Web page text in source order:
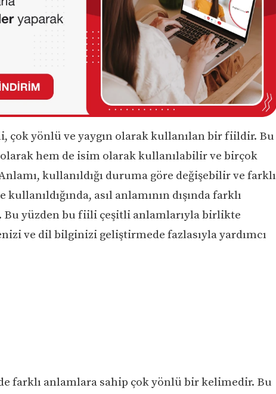
çok yönlü ve yaygın olarak kullanılan bir fiildir. Bu
hem de isim olarak kullanılabilir ve birçok
kullanıldığı duruma göre değişebilir ve farklı
asıl anlamının dışında farklı
Bu yüzden bu fiili çeşitli anlamlarıyla birlikte
ve dil bilginizi geliştirmede fazlasıyla yardımcı
farklı anlamlara sahip çok yönlü bir kelimedir. Bu